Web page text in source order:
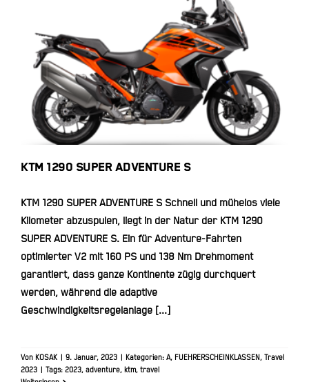
KTM 1290 SUPER ADVENTURE S
KTM 1290 SUPER ADVENTURE S
KTM 1290 SUPER ADVENTURE S Schnell und mühelos viele
Kilometer abzuspulen, liegt in der Natur der KTM 1290
SUPER ADVENTURE S. Ein für Adventure-Fahrten
optimierter V2 mit 160 PS und 138 Nm Drehmoment
garantiert, dass ganze Kontinente zügig durchquert
werden, während die adaptive
Geschwindigkeitsregelanlage [...]
Von KOSAK 9. Januar, 2023 Kategorien: A, FUEHRERSCHEINKLASSEN, Travel
2023
Tags: 2023, adventure, ktm, travel